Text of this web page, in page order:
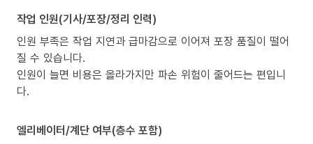
작업 인원(기사/포장/정리 인력)
인원 부족은 작업 지연과 급마감으로 이어져 포장 품질이 떨어
질 수 있습니다.
인원이 늘면 비용은 올라가지만 파손 위험이 줄어드는 편입니
다.
엘리베이터/계단 여부(층수 포함)